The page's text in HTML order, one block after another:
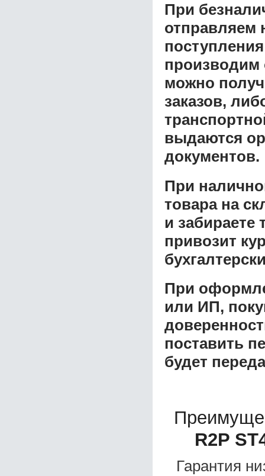
При
отправляем
производим
можно
заказов,
выдаются
документов.
При
товара на
и забираете
привозит
При
или ИП,
поставить
будет
R2P
Гарантия